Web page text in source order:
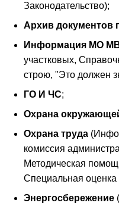
Законодательство);
Архив документов
Информация МО
участковых,
строю, "Это должен
ГО И ЧС;
Охрана
Охрана труда
комиссия
Методическая
Специальная оценка
Энергосбережение